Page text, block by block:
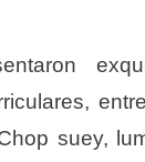
suey,